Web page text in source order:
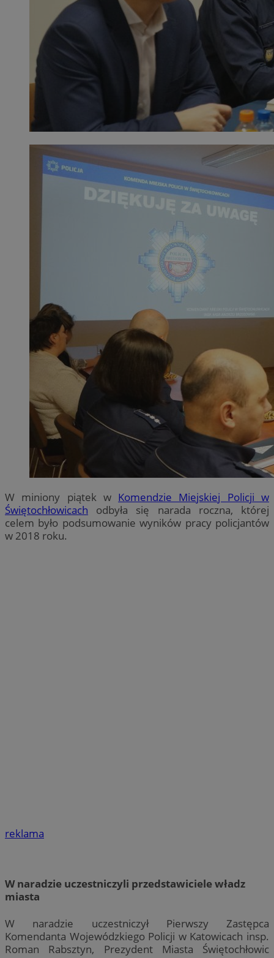
W miniony piątek w Komendzie Miejskiej Policji w
Świętochłowicach odbyła się narada roczna, której
celem było podsumowanie wyników pracy policjantów
w 2018 roku.
reklama
W naradzie uczestniczyli przedstawiciele władz
miasta
W naradzie uczestniczył Pierwszy Zastępca
Komendanta Wojewódzkiego Policji w Katowicach insp.
Roman Rabsztyn, Prezydent Miasta Świętochłowic